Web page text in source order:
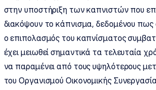
στην υποστήριξη των καπνιστών που
διακόψουν το κάπνισμα, δεδομένου
ο επιπολασμός του καπνίσματος
έχει μειωθεί σημαντικά τα τελευταία
να παραμένει από τους υψηλότερους
του Οργανισμού Οικονομικής